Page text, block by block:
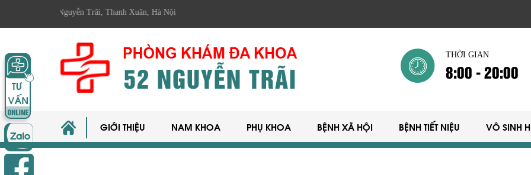
Trãi, Thanh Xuân, Hà Nội
THỜI GIAN
8:00 - 20:00
GIỚI THIỆU NAM KHOA PHỤ KHOA BỆNH XÃ HỘI BỆNH TIẾT NIỆU VÔ SINH